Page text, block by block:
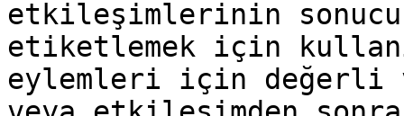
etkileşimlerinin
etiketlemek için
eylemleri için değerli